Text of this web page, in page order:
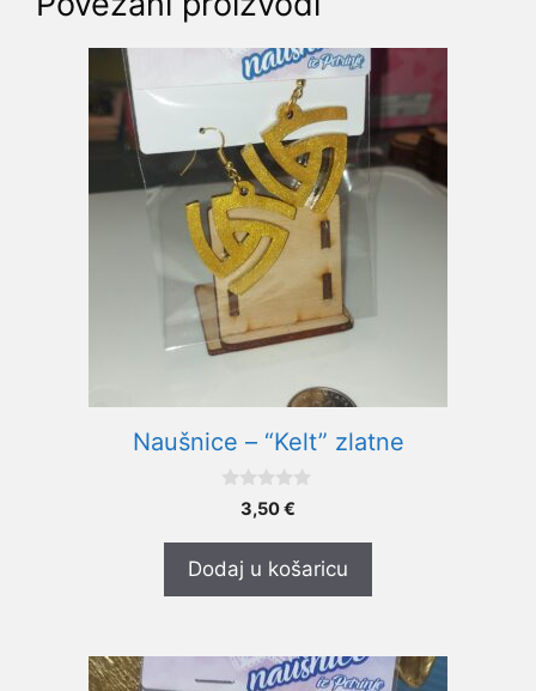
Naušnice – “Kelt” zlatne
3,50€
Dodaj u košaricu